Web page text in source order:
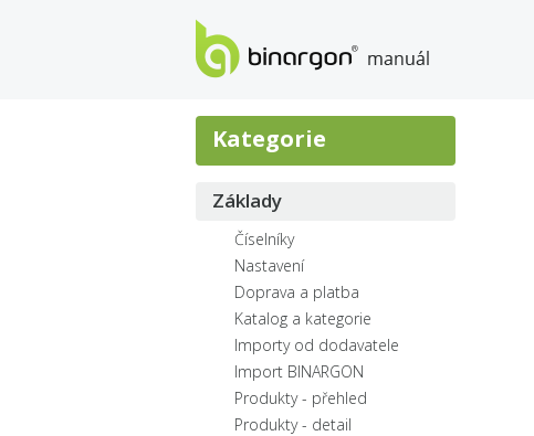
Kategorie
Základy
Číselníky
Nastavení
Doprava a platba
Katalog a kategorie
Importy od dodavatele
Import BINARGON
Produkty - přehled
Produkty - detail